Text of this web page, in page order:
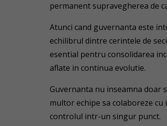
permanent supravegherea de
Atunci cand guvernanta este
echilibrul dintre cerintele de
esential pentru consolidarea
aflate in continua evolutie.
Guvernanta nu inseamna doar
multor echipe sa colaboreze
controlul intr-un singur punct.